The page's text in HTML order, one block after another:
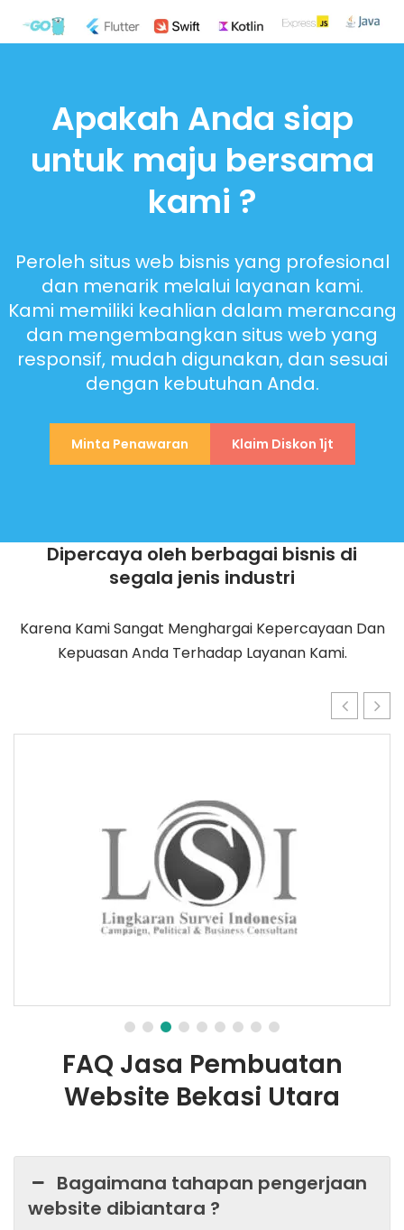
Apakah Anda siap
untuk maju bersama
kami ?
Peroleh situs web bisnis yang profesional
dan menarik melalui layanan kami.
Kami memiliki keahlian dalam merancang
dan mengembangkan situs web yang
responsif, mudah digunakan, dan sesuai
dengan kebutuhan Anda.
Minta Penawaran Klaim Diskon 1jt
Dipercaya oleh berbagai bisnis di
segala jenis industri
Karena Kami Sangat Menghargai Kepercayaan Dan
Kepuasan Anda Terhadap Layanan Kami.
FAQ Jasa Pembuatan
Website Bekasi Utara
Bagaimana tahapan pengerjaan
website dibiantara ?